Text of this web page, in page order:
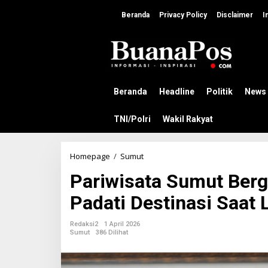
e
Beranda Privacy Policy Disclaimer
Beranda Headline Politik News
TNI/Polri Wakil Rakyat
Homepage / Sumut
r
i
w
i
a
S
Pariwisata Sumut
Padati Destinasi Saat
Redaksi2
1 April 2026
Sumut
386 Dilihat